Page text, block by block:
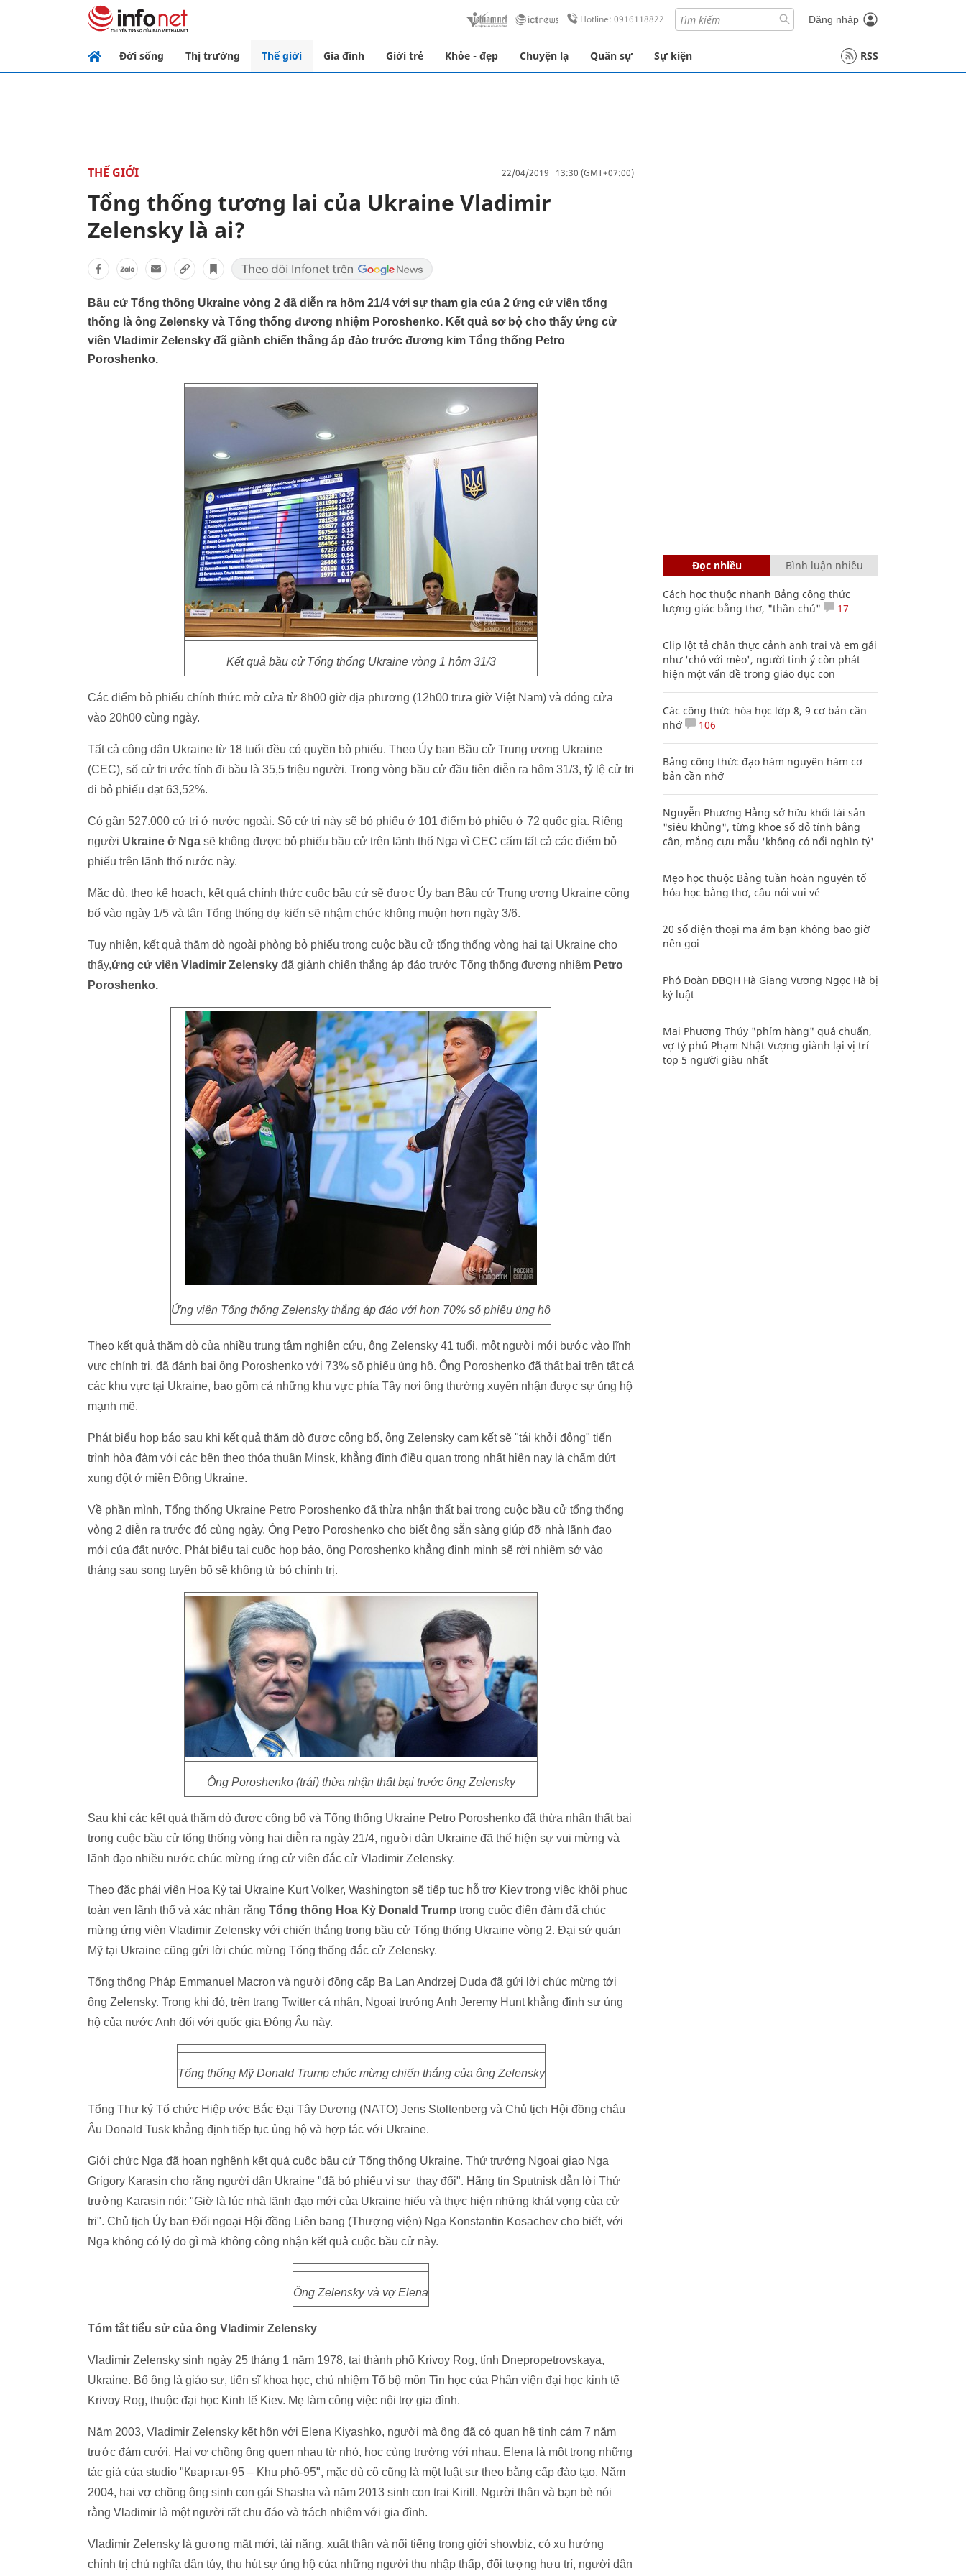
Hotline: 0916118822 Đăng nhập
Đời sống Thị trường Thế giới Gia đình Giới trẻ Khỏe - đẹp Chuyện lạ Quân sự Sự kiện RSS
THẾ GIỚI 22/04/2019 13:30 (GMT+07:00)
Tổng thống tương lai của Ukraine Vladimir
Zelensky là ai?
Bầu cử Tổng thống Ukraine vòng 2 đã diễn ra hôm 21/4 với sự tham gia của 2 ứng cử viên tổng
thống là ông Zelensky và Tổng thống đương nhiệm Poroshenko. Kết quả sơ bộ cho thấy ứng cử
viên Vladimir Zelensky đã giành chiến thắng áp đảo trước đương kim Tổng thống Petro
Poroshenko.
Kết quả bầu cử Tổng thống Ukraine vòng 1 hôm 31/3
Các điểm bỏ phiếu chính thức mở cửa từ 8h00 giờ địa phương (12h00 trưa giờ Việt Nam) và đóng cửa
vào 20h00 cùng ngày.
Tất cả công dân Ukraine từ 18 tuổi đều có quyền bỏ phiếu. Theo Ủy ban Bầu cử Trung ương Ukraine
(CEC), số cử tri ước tính đi bầu là 35,5 triệu người. Trong vòng bầu cử đầu tiên diễn ra hôm 31/3, tỷ lệ cử tri
đi bỏ phiếu đạt 63,52%.
Có gần 527.000 cử tri ở nước ngoài. Số cử tri này sẽ bỏ phiếu ở 101 điểm bỏ phiếu ở 72 quốc gia. Riêng
người Ukraine ở Nga sẽ không được bỏ phiếu bầu cử trên lãnh thổ Nga vì CEC cấm tất cả các điểm bỏ
phiếu trên lãnh thổ nước này.
Mặc dù, theo kế hoạch, kết quả chính thức cuộc bầu cử sẽ được Ủy ban Bầu cử Trung ương Ukraine công
bố vào ngày 1/5 và tân Tổng thống dự kiến sẽ nhậm chức không muộn hơn ngày 3/6.
Tuy nhiên, kết quả thăm dò ngoài phòng bỏ phiếu trong cuộc bầu cử tổng thống vòng hai tại Ukraine cho
thấy,ứng cử viên Vladimir Zelensky đã giành chiến thắng áp đảo trước Tổng thống đương nhiệm Petro
Poroshenko.
Ứng viên Tổng thống Zelensky thắng áp đảo với hơn 70% số phiếu ủng hộ
Theo kết quả thăm dò của nhiều trung tâm nghiên cứu, ông Zelensky 41 tuổi, một người mới bước vào lĩnh
vực chính trị, đã đánh bại ông Poroshenko với 73% số phiếu ủng hộ. Ông Poroshenko đã thất bại trên tất cả
các khu vực tại Ukraine, bao gồm cả những khu vực phía Tây nơi ông thường xuyên nhận được sự ủng hộ
mạnh mẽ.
Phát biểu họp báo sau khi kết quả thăm dò được công bố, ông Zelensky cam kết sẽ "tái khởi động" tiến
trình hòa đàm với các bên theo thỏa thuận Minsk, khẳng định điều quan trọng nhất hiện nay là chấm dứt
xung đột ở miền Đông Ukraine.
Về phần mình, Tổng thống Ukraine Petro Poroshenko đã thừa nhận thất bại trong cuộc bầu cử tổng thống
vòng 2 diễn ra trước đó cùng ngày. Ông Petro Poroshenko cho biết ông sẵn sàng giúp đỡ nhà lãnh đạo
mới của đất nước. Phát biểu tại cuộc họp báo, ông Poroshenko khẳng định mình sẽ rời nhiệm sở vào
tháng sau song tuyên bố sẽ không từ bỏ chính trị.
Ông Poroshenko (trái) thừa nhận thất bại trước ông Zelensky
Sau khi các kết quả thăm dò được công bố và Tổng thống Ukraine Petro Poroshenko đã thừa nhận thất bại
trong cuộc bầu cử tổng thống vòng hai diễn ra ngày 21/4, người dân Ukraine đã thể hiện sự vui mừng và
lãnh đạo nhiều nước chúc mừng ứng cử viên đắc cử Vladimir Zelensky.
Theo đặc phái viên Hoa Kỳ tại Ukraine Kurt Volker, Washington sẽ tiếp tục hỗ trợ Kiev trong việc khôi phục
toàn vẹn lãnh thổ và xác nhận rằng Tổng thống Hoa Kỳ Donald Trump trong cuộc điện đàm đã chúc
mừng ứng viên Vladimir Zelensky với chiến thắng trong bầu cử Tổng thống Ukraine vòng 2. Đại sứ quán
Mỹ tại Ukraine cũng gửi lời chúc mừng Tổng thống đắc cử Zelensky.
Tổng thống Pháp Emmanuel Macron và người đồng cấp Ba Lan Andrzej Duda đã gửi lời chúc mừng tới
ông Zelensky. Trong khi đó, trên trang Twitter cá nhân, Ngoại trưởng Anh Jeremy Hunt khẳng định sự ủng
hộ của nước Anh đối với quốc gia Đông Âu này.
Tổng thống Mỹ Donald Trump chúc mừng chiến thắng của ông Zelensky
Tổng Thư ký Tổ chức Hiệp ước Bắc Đại Tây Dương (NATO) Jens Stoltenberg và Chủ tịch Hội đồng châu
Âu Donald Tusk khẳng định tiếp tục ủng hộ và hợp tác với Ukraine.
Giới chức Nga đã hoan nghênh kết quả cuộc bầu cử Tổng thống Ukraine. Thứ trưởng Ngoại giao Nga
Grigory Karasin cho rằng người dân Ukraine "đã bỏ phiếu vì sự thay đổi". Hãng tin Sputnisk dẫn lời Thứ
trưởng Karasin nói: "Giờ là lúc nhà lãnh đạo mới của Ukraine hiểu và thực hiện những khát vọng của cử
tri". Chủ tịch Ủy ban Đối ngoại Hội đồng Liên bang (Thượng viện) Nga Konstantin Kosachev cho biết, với
Nga không có lý do gì mà không công nhận kết quả cuộc bầu cử này.
Ông Zelensky và vợ Elena
Tóm tắt tiểu sử của ông Vladimir Zelensky
Vladimir Zelensky sinh ngày 25 tháng 1 năm 1978, tại thành phố Krivoy Rog, tỉnh Dnepropetrovskaya,
Ukraine. Bố ông là giáo sư, tiến sĩ khoa học, chủ nhiệm Tổ bộ môn Tin học của Phân viện đại học kinh tế
Krivoy Rog, thuộc đại học Kinh tế Kiev. Mẹ làm công việc nội trợ gia đình.
Năm 2003, Vladimir Zelensky kết hôn với Elena Kiyashko, người mà ông đã có quan hệ tình cảm 7 năm
trước đám cưới. Hai vợ chồng ông quen nhau từ nhỏ, học cùng trường với nhau. Elena là một trong những
tác giả của studio "Квартал-95 – Khu phố-95", mặc dù cô cũng là một luật sư theo bằng cấp đào tạo. Năm
2004, hai vợ chồng ông sinh con gái Shasha và năm 2013 sinh con trai Kirill. Người thân và bạn bè nói
rằng Vladimir là một người rất chu đáo và trách nhiệm với gia đình.
Vladimir Zelensky là gương mặt mới, tài năng, xuất thân và nổi tiếng trong giới showbiz, có xu hướng
chính trị chủ nghĩa dân túy, thu hút sự ủng hộ của những người thu nhập thấp, đối tượng hưu trí, người dân
Đọc nhiều Bình luận nhiều
Cách học thuộc nhanh Bảng công thức
lượng giác bằng thơ, "thần chú"
17
Clip lột tả chân thực cảnh anh trai và em gái
như 'chó với mèo', người tinh ý còn phát
hiện một vấn đề trong giáo dục con
Các công thức hóa học lớp 8, 9 cơ bản cần
nhớ
106
Bảng công thức đạo hàm nguyên hàm cơ
bản cần nhớ
Nguyễn Phương Hằng sở hữu khối tài sản
"siêu khủng", từng khoe sổ đỏ tính bằng
cân, mắng cựu mẫu 'không có nổi nghìn tỷ'
Mẹo học thuộc Bảng tuần hoàn nguyên tố
hóa học bằng thơ, câu nói vui vẻ
20 số điện thoại ma ám bạn không bao giờ
nên gọi
Phó Đoàn ĐBQH Hà Giang Vương Ngọc Hà bị
kỷ luật
Mai Phương Thúy "phím hàng" quá chuẩn,
vợ tỷ phú Phạm Nhật Vượng giành lại vị trí
top 5 người giàu nhất